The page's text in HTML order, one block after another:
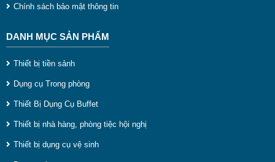
Chính sách bảo mật thông tin
DANH MỤC SẢN PHẨM
Thiết bị tiền sảnh
Dụng cụ Trong phòng
Thiết Bị Dụng Cụ Buffet
Thiết bị nhà hàng, phòng tiệc hội nghị
Thiết bị dụng cụ vệ sinh